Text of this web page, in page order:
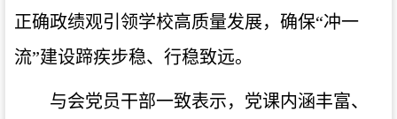
正确政绩观引领学校高质量发展，确保“冲一
流”建设蹄疾步稳、行稳致远。
与会党员干部一致表示，党课内涵丰富、